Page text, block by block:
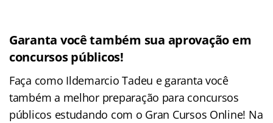
Garanta você também sua aprovação em
concursos públicos!
Faça como Ildemarcio Tadeu e garanta você
também a melhor preparação para concursos
públicos estudando com o Gran Cursos Online! Na